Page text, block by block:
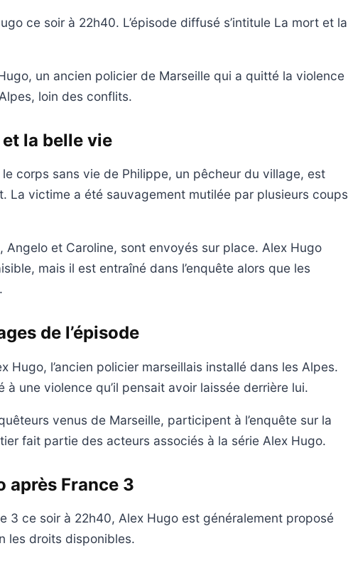
ce soir à 22h40. L’épisode diffusé s’intitule La mort et la
un ancien policier de Marseille qui a quitté la violence
loin des conflits.
la belle vie
corps sans vie de Philippe, un pêcheur du village, est
La victime a été sauvagement mutilée par plusieurs coups
Angelo et Caroline, sont envoyés sur place. Alex Hugo
mais il est entraîné dans l’enquête alors que les
de l’épisode
Hugo, l’ancien policier marseillais installé dans les Alpes.
une violence qu’il pensait avoir laissée derrière lui.
venus de Marseille, participent à l’enquête sur la
fait partie des acteurs associés à la série Alex Hugo.
après France 3
3 ce soir à 22h40, Alex Hugo est généralement proposé
les droits disponibles.